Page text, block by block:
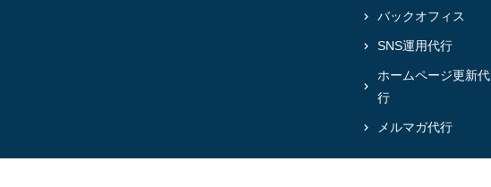
バックオフィス
SNS運用代行
ホームページ更新代
行
メルマガ代行